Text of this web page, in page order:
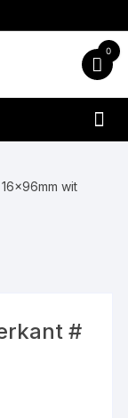
0
16x96mm wit
#